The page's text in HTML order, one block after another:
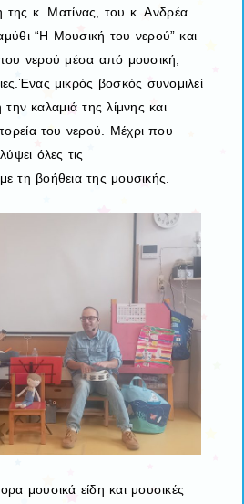
κ. Ματίνας, του κ. Ανδρέα
“Η Μουσική του νερού” και
νερού μέσα από μουσική,
μικρός βοσκός συνομιλεί
καλαμιά της λίμνης και
του νερού. Μέχρι που
όλες τις
με τη βοήθεια της μουσικής.
μουσικά είδη και μουσικές